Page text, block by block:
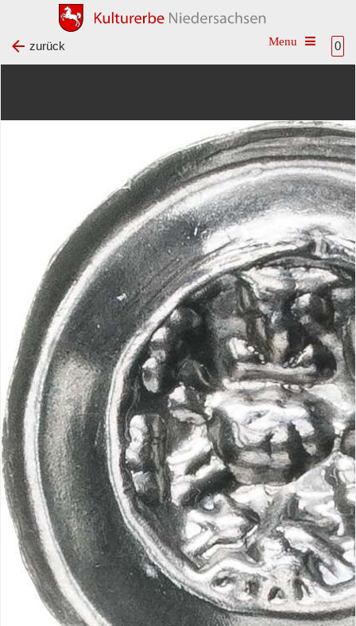
0
Toggle
zurück